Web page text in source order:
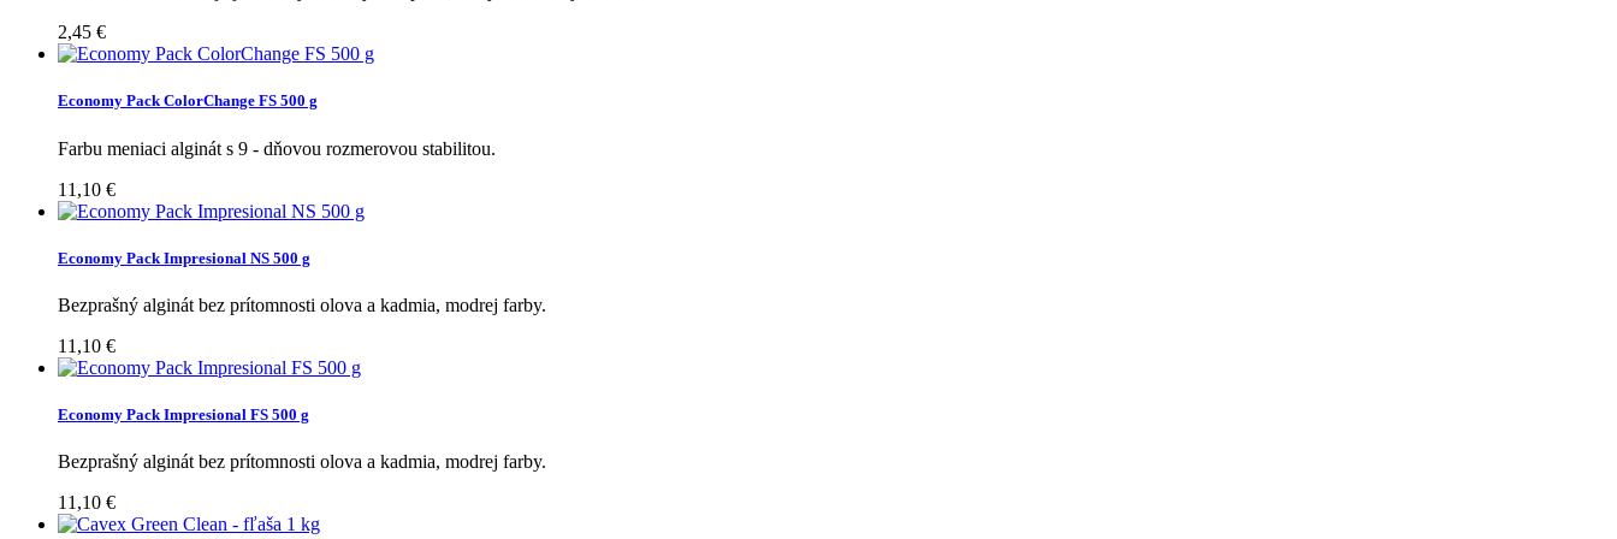
2,45 €
Economy Pack ColorChange FS 500 g
Farbu meniaci alginát s 9 - dňovou rozmerovou stabilitou.
11,10 €
Economy Pack Impresional NS 500 g
Bezprašný alginát bez prítomnosti olova a kadmia, modrej farby.
11,10 €
Economy Pack Impresional FS 500 g
Bezprašný alginát bez prítomnosti olova a kadmia, modrej farby.
11,10 €